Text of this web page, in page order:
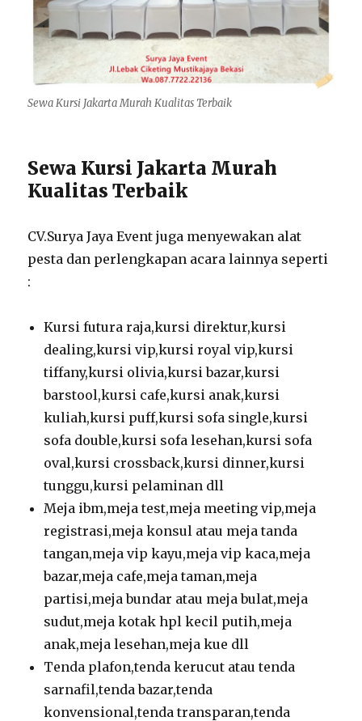
Sewa Kursi Jakarta Murah Kualitas Terbaik
Sewa Kursi Jakarta Murah
Kualitas Terbaik
CV.Surya Jaya Event juga menyewakan alat
pesta dan perlengkapan acara lainnya seperti
:
Kursi futura raja,kursi direktur,kursi
dealing,kursi vip,kursi royal vip,kursi
tiffany,kursi olivia,kursi bazar,kursi
barstool,kursi cafe,kursi anak,kursi
kuliah,kursi puff,kursi sofa single,kursi
sofa double,kursi sofa lesehan,kursi sofa
oval,kursi crossback,kursi dinner,kursi
tunggu,kursi pelaminan dll
Meja ibm,meja test,meja meeting vip,meja
registrasi,meja konsul atau meja tanda
tangan,meja vip kayu,meja vip kaca,meja
bazar,meja cafe,meja taman,meja
partisi,meja bundar atau meja bulat,meja
sudut,meja kotak hpl kecil putih,meja
anak,meja lesehan,meja kue dll
Tenda plafon,tenda kerucut atau tenda
sarnafil,tenda bazar,tenda
konvensional,tenda transparan,tenda